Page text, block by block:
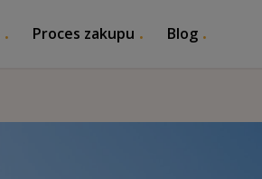
Proces zakupu Blog